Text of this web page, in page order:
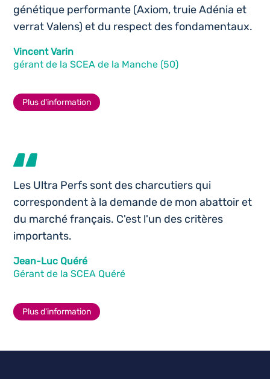
génétique performante (Axiom, truie Adénia et
verrat Valens) et du respect des fondamentaux.
Vincent Varin
gérant de la SCEA de la Manche (50)
Plus d'information
Les Ultra Perfs sont des charcutiers qui
correspondent à la demande de mon abattoir et
du marché français. C'est l'un des critères
importants.
Jean-Luc Quéré
Gérant de la SCEA Quéré
Plus d'information